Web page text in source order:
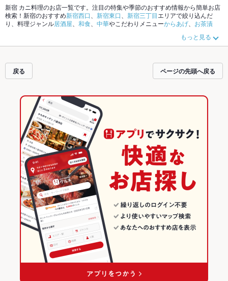
新宿 カニ料理のお店一覧です。注目の特集や季節のおすすめ情報から簡単お店
検索！新宿のおすすめ新宿西口 新宿東口 新宿三丁目エリアで絞り込んだ
り、料理ジャンル居酒屋 和食 中華やこだわりメニューからあげ
お茶漬
ンはもちろん、とっておきのメニューや季節のおすすめ料理など、お店の最新
情報をご紹介しているので安心！24時間使える簡単便利なネット予約が使える
ティーにもお得に便利にホットペッパーグルメをご利用ください。
もっと見る
戻る ページの先頭へ戻る